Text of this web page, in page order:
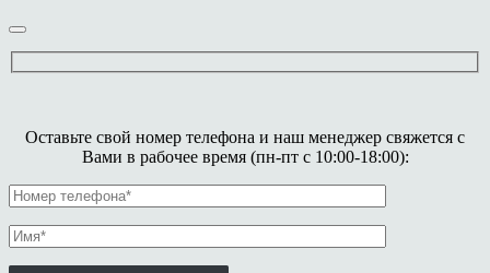
Оставьте свой номер телефона и наш менеджер свяжется с
Вами в рабочее время (пн-пт с 10:00-18:00):